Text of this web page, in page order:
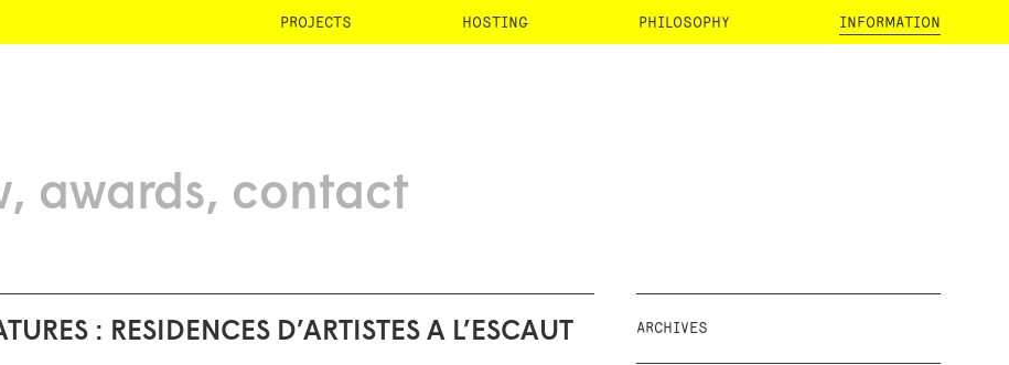
PROJECTS HOSTING PHILOSOPHY INFORMATION
awards contact
: RESIDENCES D’ARTISTES A L’ESCAUT ARCHIVES